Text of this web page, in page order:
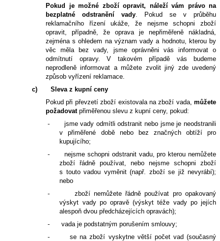
Pokud je možné zboží opravit, náleží vám právo na
bezplatné odstranění vady
Pokud se v průběhu
reklamačního řízení ukáže, že nejsme schopni zboží
opravit, případně, že oprava je nepřiměřeně nákladná,
zejména s ohledem na význam vady a hodnotu, kterou by
věc měla bez vady, jsme oprávněni vás informovat o
odmítnutí opravy. V takovém případě vás budeme
neprodleně informovat a můžete zvolit jiný zde uvedený
způsob vyřízení reklamace.
c)
Sleva z kupní ceny
Pokud při převzetí zboží existovala na zboží vada, můžete
požadovatpřiměřenou slevu z kupní ceny, pokud:
-
jsme vady odmítli odstranit nebo jsme je neodstranili
v přiměřené době nebo bez značných obtíží pro
kupujícího;
-
nejsme schopni odstranit vadu, pro kterou nemůžete
zboží řádně používat, nebo nejsme schopni zboží
s touto vadou vyměnit (např. zboží se již nevyrábí);
nebo
-
zboží nemůžete řádně používat pro opakovaný
výskyt vady po opravě (výskyt téže vady po jejích
alespoň dvou předcházejících opravách);
-
vada je podstatným porušením smlouvy;
-
se na zboží vyskytne větší počet vad (současný